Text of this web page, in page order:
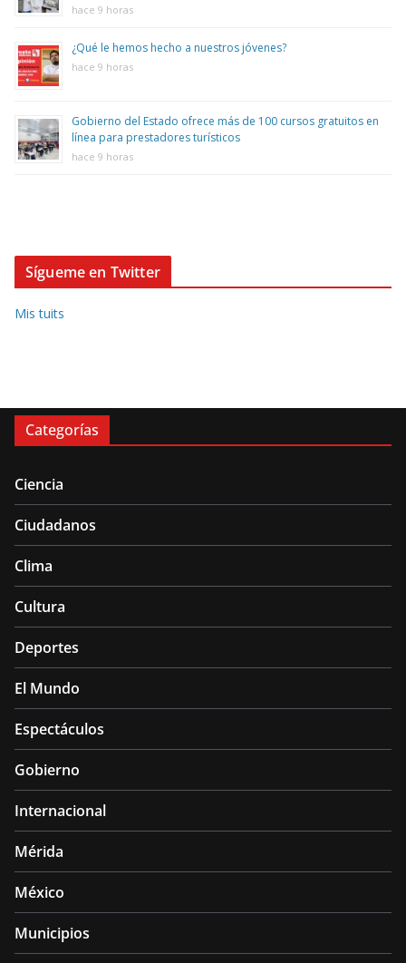
hace 9 horas
¿Qué le hemos hecho a nuestros jóvenes?
hace 9 horas
Gobierno del Estado ofrece más de 100 cursos gratuitos en
línea para prestadores turísticos
hace 9 horas
Sígueme en Twitter
Mis tuits
Categorías
Ciencia
Ciudadanos
Clima
Cultura
Deportes
El Mundo
Espectáculos
Gobierno
Internacional
Mérida
México
Municipios